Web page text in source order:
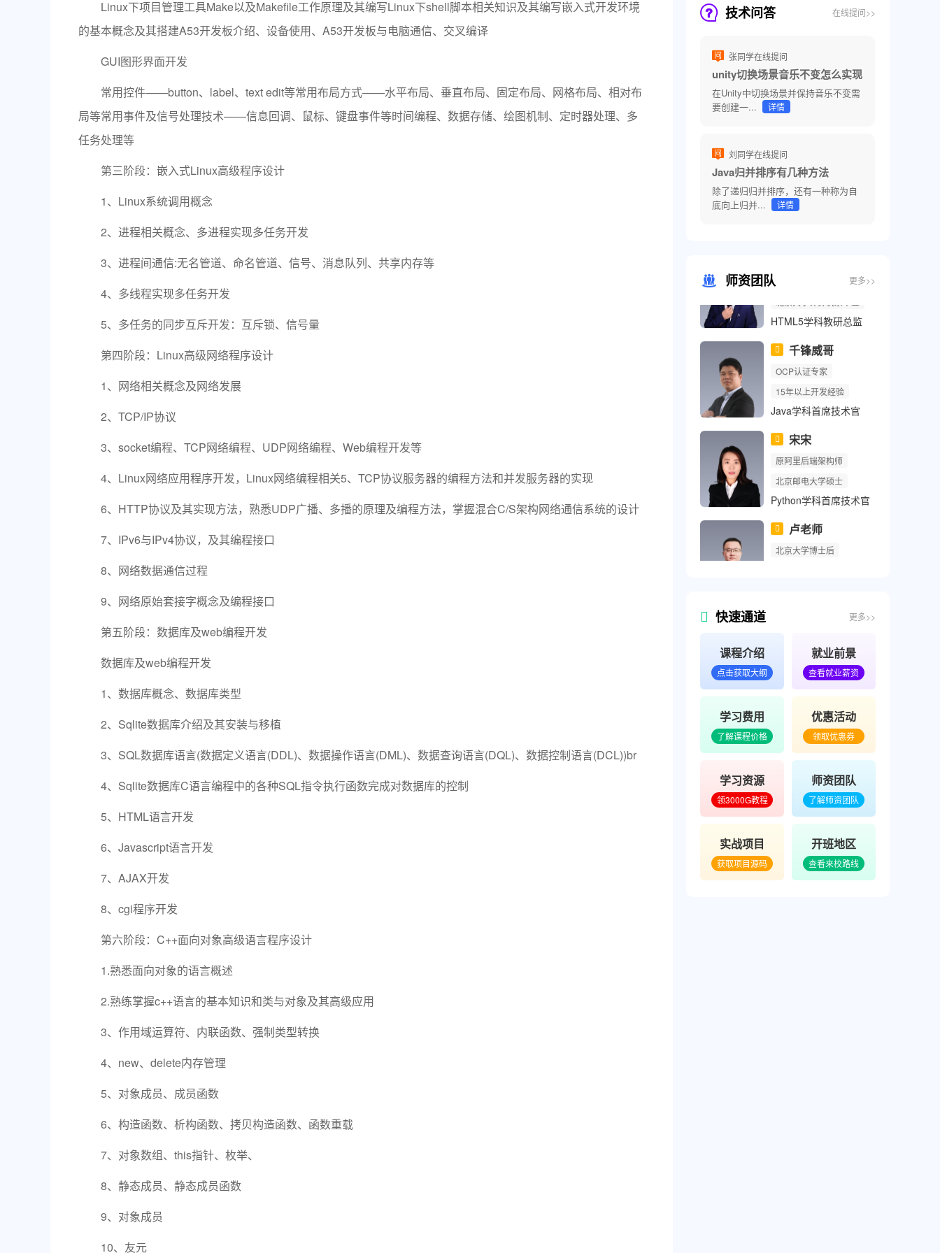
Linux下项目管理工具Make以及Makefile工作原理及其编写Linux下shell脚本相关知识及其编写嵌入式开发环境
的基本概念及其搭建A53开发板介绍、设备使用、A53开发板与电脑通信、交叉编译
GUI图形界面开发
常用控件——button、label、text edit等常用布局方式——水平布局、垂直布局、固定布局、网格布局、相对布
局等常用事件及信号处理技术——信息回调、鼠标、键盘事件等时间编程、数据存储、绘图机制、定时器处理、多
任务处理等
第三阶段：嵌入式Linux高级程序设计
1、Linux系统调用概念
2、进程相关概念、多进程实现多任务开发
3、进程间通信:无名管道、命名管道、信号、消息队列、共享内存等
4、多线程实现多任务开发
5、多任务的同步互斥开发：互斥锁、信号量
第四阶段：Linux高级网络程序设计
1、网络相关概念及网络发展
2、TCP/IP协议
3、socket编程、TCP网络编程、UDP网络编程、Web编程开发等
4、Linux网络应用程序开发，Linux网络编程相关5、TCP协议服务器的编程方法和并发服务器的实现
6、HTTP协议及其实现方法，熟悉UDP广播、多播的原理及编程方法，掌握混合C/S架构网络通信系统的设计
7、IPv6与IPv4协议，及其编程接口
8、网络数据通信过程
9、网络原始套接字概念及编程接口
第五阶段：数据库及web编程开发
数据库及web编程开发
1、数据库概念、数据库类型
2、Sqlite数据库介绍及其安装与移植
3、SQL数据库语言(数据定义语言(DDL)、数据操作语言(DML)、数据查询语言(DQL)、数据控制语言(DCL))br
4、Sqlite数据库C语言编程中的各种SQL指令执行函数完成对数据库的控制
5、HTML语言开发
6、Javascript语言开发
7、AJAX开发
8、cgi程序开发
第六阶段：C++面向对象高级语言程序设计
1.熟悉面向对象的语言概述
2.熟练掌握c++语言的基本知识和类与对象及其高级应用
3、作用域运算符、内联函数、强制类型转换
4、new、delete内存管理
5、对象成员、成员函数
6、构造函数、析构函数、拷贝构造函数、函数重载
7、对象数组、this指针、枚举、
8、静态成员、静态成员函数
9、对象成员
10、友元
技术问答 在线提问>>
张同学在线提问
unity切换场景音乐不变怎么实现
在Unity中切换场景并保持音乐不变需
要创建一...
详情
刘同学在线提问
Java归并排序有几种方法
除了递归归并排序，还有一种称为自
底向上归并...
详情
师资团队 更多>>
陆神
北京大学计算机系毕业
HTML5学科教研总监
千锋威哥
15年以上开发经验
Java学科首席技术官
宋宋
北京邮电大学硕士
Python学科首席技术官
索尔
原阿里后端架构师
浙工大计算机系毕业
Java学科高级讲师
曾任职华为成都研究所
计算机应用技术博士
Python学科教学主管
快速通道 更多>>
课程介绍
点击获取大纲
就业前景
查看就业薪资
学习费用
了解课程价格
优惠活动
领取优惠券
学习资源
领3000G教程
师资团队
了解师资团队
实战项目
获取项目源码
开班地区
查看来校路线